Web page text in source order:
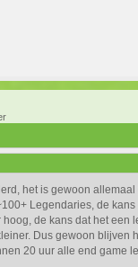
het is gewoon
Legendaries, de
de kans dat het een
Dus gewoon blijven
20 uur alle end game